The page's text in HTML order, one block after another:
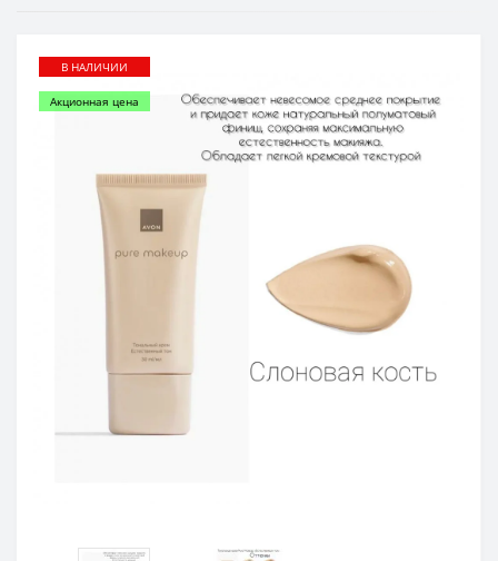
В НАЛИЧИИ
Акционная цена